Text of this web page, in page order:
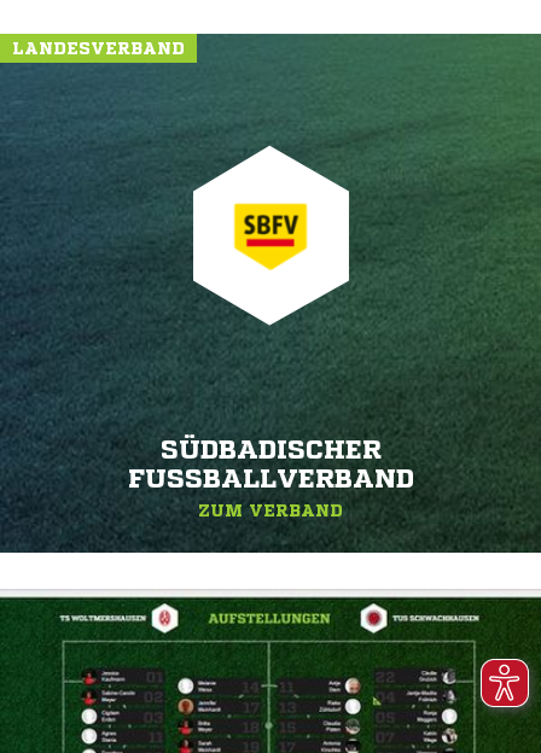
LANDESVERBAND
SÜDBADISCHER
FUSSBALLVERBAND
ZUM VERBAND